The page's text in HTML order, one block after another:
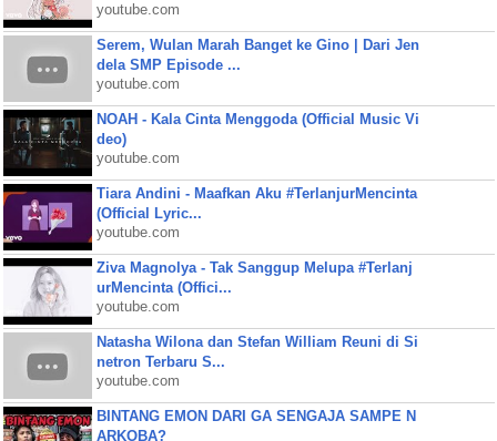
youtube.com
Serem, Wulan Marah Banget ke Gino | Dari Jen
dela SMP Episode ...
youtube.com
NOAH - Kala Cinta Menggoda (Official Music Vi
deo)
youtube.com
Tiara Andini - Maafkan Aku #TerlanjurMencinta
(Official Lyric...
youtube.com
Ziva Magnolya - Tak Sanggup Melupa #Terlanj
urMencinta (Offici...
youtube.com
Natasha Wilona dan Stefan William Reuni di Si
netron Terbaru S...
youtube.com
BINTANG EMON DARI GA SENGAJA SAMPE N
ARKOBA?